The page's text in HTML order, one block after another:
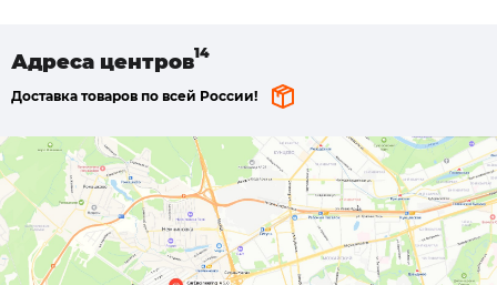
Адреса центров
Доставка товаров по всей России!